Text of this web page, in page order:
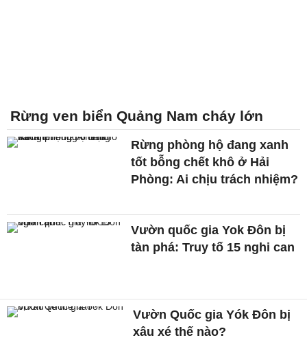
Rừng ven biển Quảng Nam cháy lớn
Rừng phòng hộ đang xanh
tốt bỗng chết khô ở Hải
Phòng: Ai chịu trách nhiệm?
Vườn quốc gia Yok Đôn bị
tàn phá: Truy tố 15 nghi can
Vườn Quốc gia Yók Đôn bị
xâu xé thế nào?